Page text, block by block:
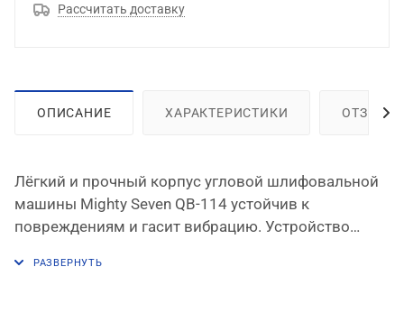
Рассчитать доставку
ОПИСАНИЕ ХАРАКТЕРИСТИКИ ОТЗЫВЫ
Лёгкий и прочный корпус угловой шлифовальной
машины Mighty Seven QB-114 устойчив к
повреждениям и гасит вибрацию. Устройство
предохранительным стопором.